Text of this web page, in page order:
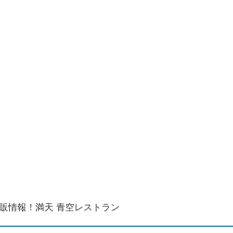
情報！満天 青空レストラン